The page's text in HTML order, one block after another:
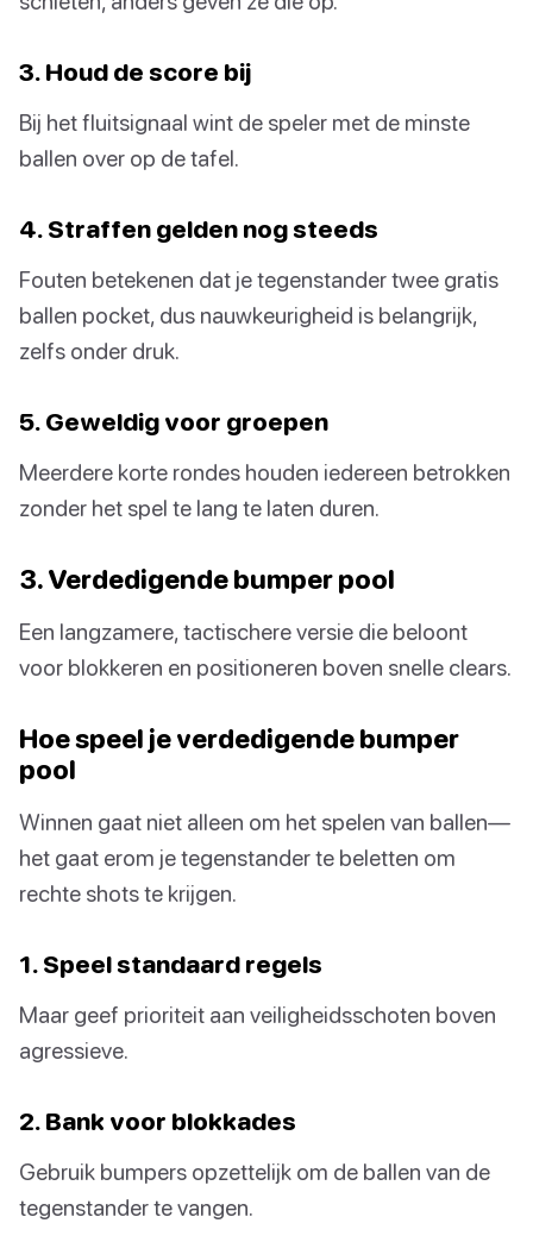
3. Houd de score bij
Bij het fluitsignaal wint de speler met de minste
ballen over op de tafel.
4. Straffen gelden nog steeds
Fouten betekenen dat je tegenstander twee gratis
ballen pocket, dus nauwkeurigheid is belangrijk,
zelfs onder druk.
5. Geweldig voor groepen
Meerdere korte rondes houden iedereen betrokken
zonder het spel te lang te laten duren.
3. Verdedigende bumper pool
Een langzamere, tactischere versie die beloont
voor blokkeren en positioneren boven snelle clears.
Hoe speel je verdedigende bumper
pool
Winnen gaat niet alleen om het spelen van ballen—
het gaat erom je tegenstander te beletten om
rechte shots te krijgen.
1. Speel standaard regels
Maar geef prioriteit aan veiligheidsschoten boven
agressieve.
2. Bank voor blokkades
Gebruik bumpers opzettelijk om de ballen van de
tegenstander te vangen.